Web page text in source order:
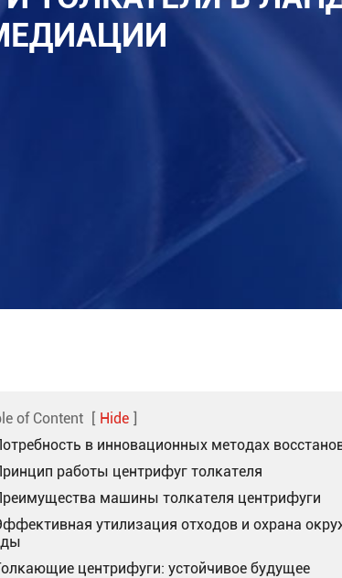
of Content [ Hide ]
в инновационных методах
работы центрифуг толкателя
машины толкателя центрифуги
утилизация отходов и охрана
центрифуги: устойчивое будущее